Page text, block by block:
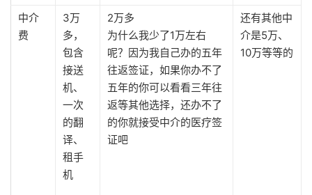
中介
费
3万
多，
包含
接送
机、
一次
的翻
译、
租手
机
2万多
为什么我少了1万左右
呢？因为我自己办的五年
往返签证，如果你办不了
五年的你可以看看三年往
返等其他选择，还办不了
的你就接受中介的医疗签
证吧
还有其他中
介是5万、
10万等等的